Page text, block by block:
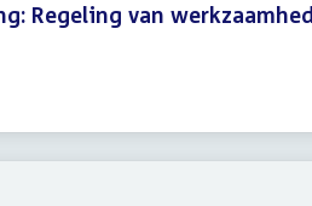
Regeling van